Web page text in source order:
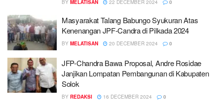
BY MELATISAN 22 DECEMBER 2024 0
Masyarakat Talang Babungo Syukuran Atas
Kenenangan JPF-Candra di Pilkada 2024
BY MELATISAN 20 DECEMBER 2024 0
JFP-Chandra Bawa Proposal, Andre Rosidae
Janjikan Lompatan Pembangunan di Kabupaten
Solok
BY REDAKSI 16 DECEMBER 2024 0